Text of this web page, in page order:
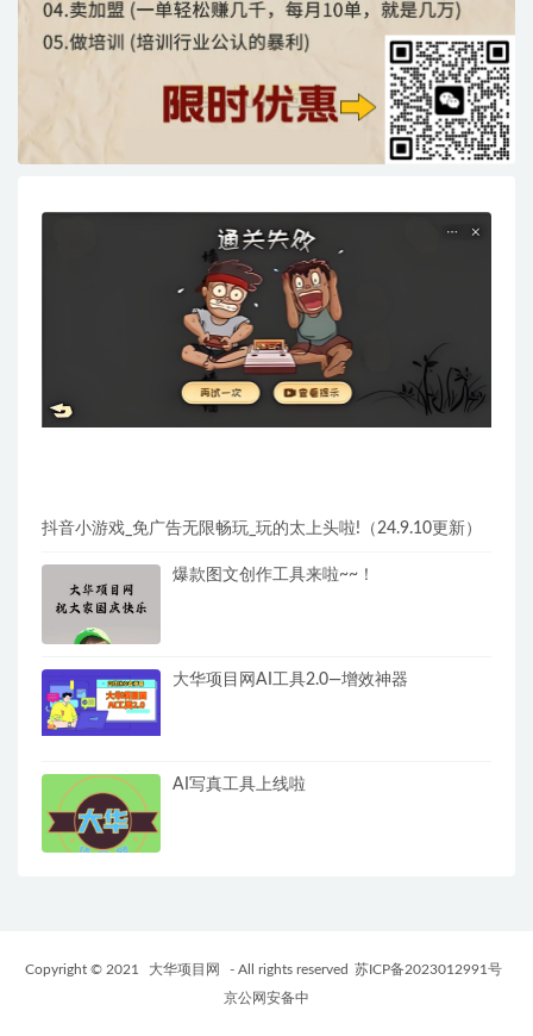
抖音小游戏_免广告无限畅玩_玩的太上头啦!（24.9.10更新）
爆款图文创作工具来啦~~！
大华项目网AI工具2.0—增效神器
AI写真工具上线啦
Copyright © 2021 大华项目网 - All rights reserved 苏ICP备2023012991号
京公网安备中